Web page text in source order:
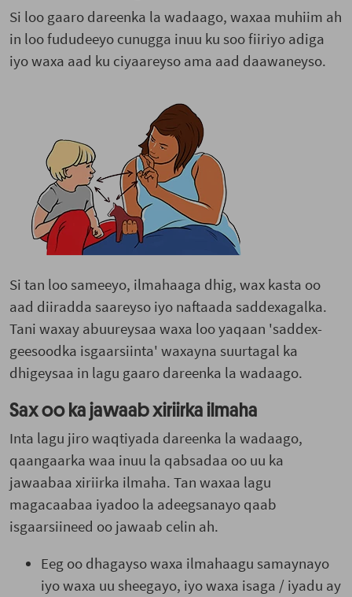
Si loo gaaro dareenka la wadaago, waxaa muhiim ah
in loo fududeeyo cunugga inuu ku soo fiiriyo adiga
iyo waxa aad ku ciyaareyso ama aad daawaneyso.
Si tan loo sameeyo, ilmahaaga dhig, wax kasta oo
aad diiradda saareyso iyo naftaada saddexagalka.
Tani waxay abuureysaa waxa loo yaqaan 'saddex-
geesoodka isgaarsiinta' waxayna suurtagal ka
dhigeysaa in lagu gaaro dareenka la wadaago.
Sax oo ka jawaab xiriirka ilmaha
Inta lagu jiro waqtiyada dareenka la wadaago,
qaangaarka waa inuu la qabsadaa oo uu ka
jawaabaa xiriirka ilmaha. Tan waxaa lagu
magacaabaa iyadoo la adeegsanayo qaab
isgaarsiineed oo jawaab celin ah.
Eeg oo dhagayso waxa ilmahaagu samaynayo
iyo waxa uu sheegayo, iyo waxa isaga / iyadu ay